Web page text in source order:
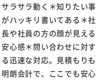
サラサラ動く＊知りたい事
がハッキリ書いてある＊社
長や社員の方の顔が見える
安心感＊問い合わせに対す
る迅速な対応。見積もりも
明朗会計で、ここでも安心